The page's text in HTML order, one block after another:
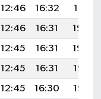
12:46 16:32
19:41
12:46 16:31
19:40
12:45 16:31
19:39
12:45 16:31
19:38
12:45 16:30
19:37